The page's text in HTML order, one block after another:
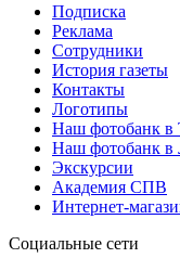
Подписка
Реклама
Сотрудники
История газеты
Контакты
Логотипы
Наш фотобанк
Наш фотобанк в
Экскурсии
Академия СПВ
Интернет-
Социальные сети